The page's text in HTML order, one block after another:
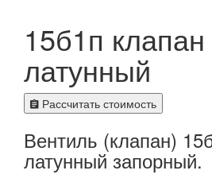
15б1п
латунный
Рассчитать стоимость
Вентиль (клапан)
латунный запорный.